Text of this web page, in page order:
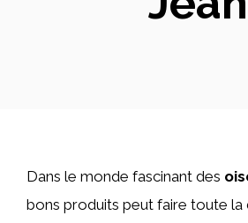
Dans le monde fascinant des
bons produits peut faire toute la